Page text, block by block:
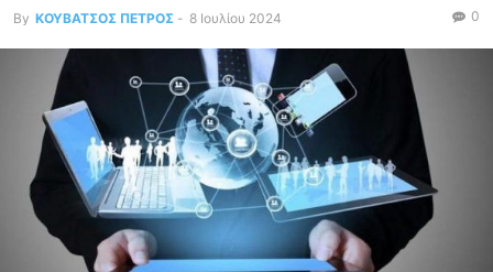
By ΚΟΥΒΑΤΣΟΣ ΠΕΤΡΟΣ - 8 Ιουλίου 2024 0